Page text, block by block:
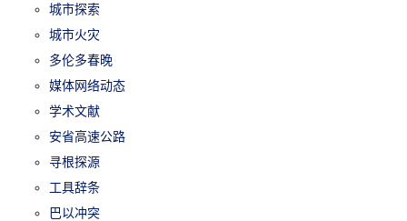
城市探索
城市火灾
多伦多春晚
媒体网络动态
学术文献
安省高速公路
寻根探源
工具辞条
巴以冲突